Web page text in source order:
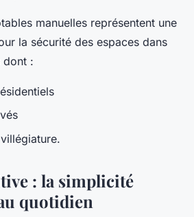
manuelles représentent une
la sécurité des espaces dans
dont :
: la simplicité
quotidien